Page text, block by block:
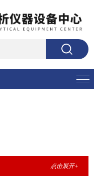
点击展开+